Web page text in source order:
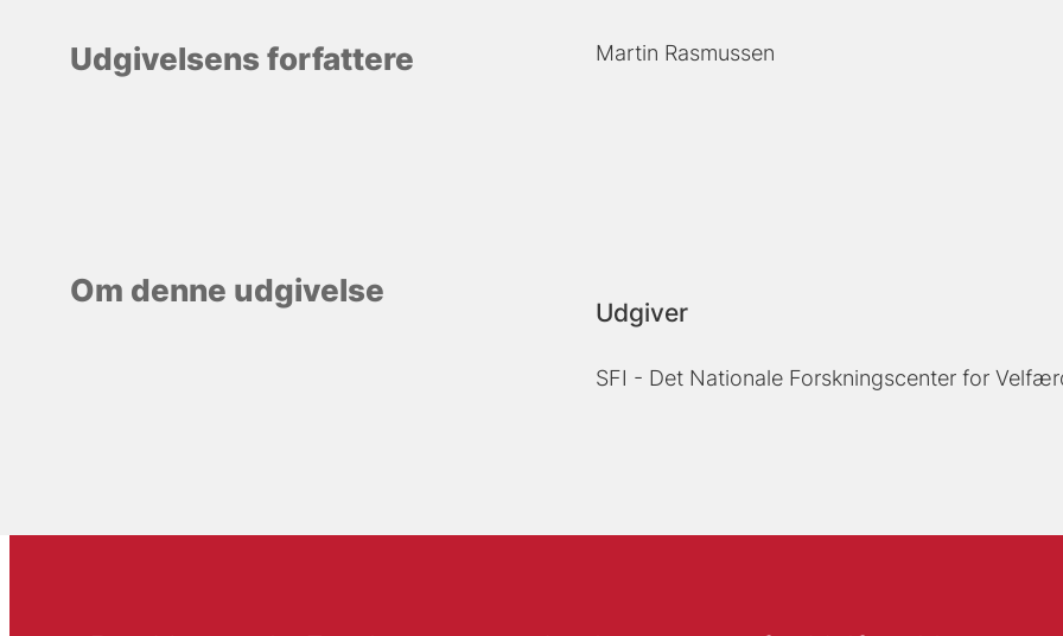
Udgivelsens forfattere Martin Rasmussen
Om denne udgivelse
Udgiver
SFI - Det Nationale Forskningscenter for